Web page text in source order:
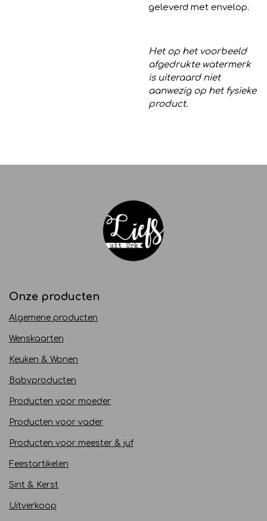
geleverd met envelop.
Het op het voorbeeld
afgedrukte watermerk
is uiteraard niet
aanwezig op het fysieke
product.
Onze producten
Algemene producten
Wenskaarten
Keuken & Wonen
Babyproducten
Producten voor moeder
Producten voor vader
Producten voor meester & juf
Feestartikelen
Sint & Kerst
Uitverkoop